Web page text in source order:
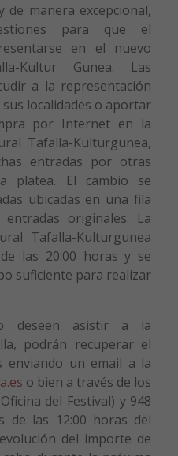
de manera excepcional,
para que el
en el nuevo
Kultur Gunea. Las
a la representación
localidades o aportar
por Internet en la
Tafalla-Kulturgunea,
entradas por otras
platea. El cambio se
ubicadas en una fila
originales. La
Tafalla-Kulturgunea
las 20:00 horas y se
suficiente para realizar
deseen asistir a la
podrán recuperar el
enviando un email a la
o bien a través de los
del Festival) y 948
de las 12:00 horas del
del importe de